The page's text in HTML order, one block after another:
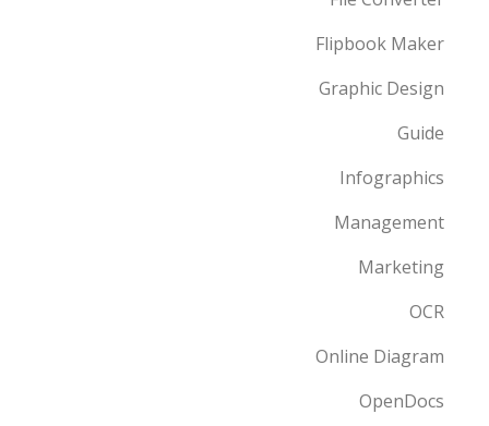
Flipbook Maker
Graphic Design
Guide
Infographics
Management
Marketing
OCR
Online Diagram
OpenDocs